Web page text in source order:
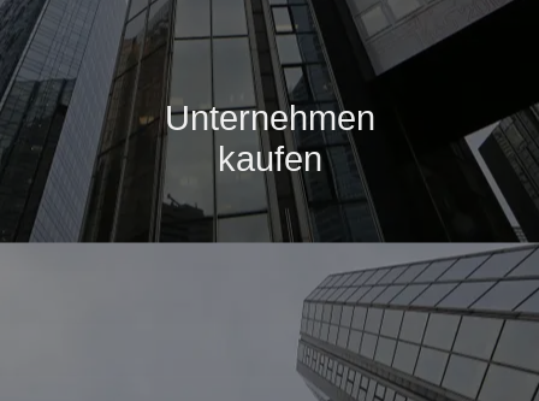
Unternehmen
kaufen